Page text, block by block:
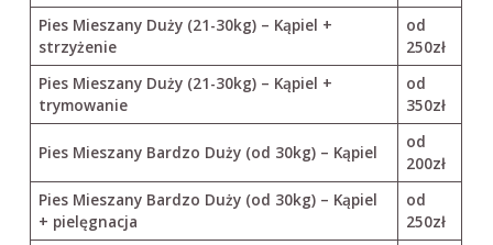
Pies Mieszany Duży (21-30kg) – Kąpiel +
strzyżenie
od
250zł
Pies Mieszany Duży (21-30kg) – Kąpiel +
trymowanie
od
350zł
Pies Mieszany Bardzo Duży (od 30kg) – Kąpiel
od
200zł
Pies Mieszany Bardzo Duży (od 30kg) – Kąpiel
+ pielęgnacja
od
250zł